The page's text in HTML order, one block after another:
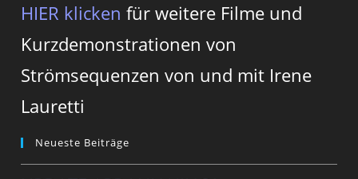
HIER klicken für weitere Filme und
Kurzdemonstrationen von
Strömsequenzen von und mit Irene
Lauretti
Neueste Beiträge